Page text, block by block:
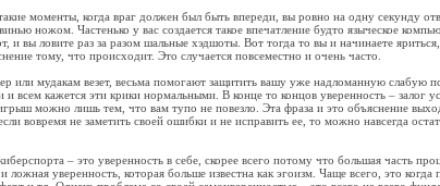
моменты, когда враг должен был быть впереди, вы ровно на одну секунду
ножом. Частенько у вас создается такое впечатление будто языческое
и вы ловите раз за разом шальные хэдшоты. Вот тогда то вы и начинаете
тому, что происходит. Это случается повсеместно и очень часто.
или мудакам везет, весьма помогают защитить вашу уже надломанную слабую
и всем кажется эти крики нормальными. В конце то концов уверенность – залог
можно лишь тем, что вам тупо не повезло. Эта фраза и это объяснение
вовремя не заметить своей ошибки и не исправить ее, то можно навсегда
– это уверенность в себе, скорее всего потому что большая часть
ложная уверенность, которая больше известна как эгоизм. Чаще всего, это когда